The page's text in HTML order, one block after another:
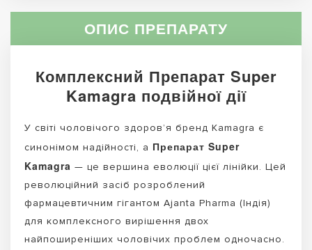
ОПИС ПРЕПАРАТУ
Комплексний Препарат Super
Kamagra подвійної дії
У світі чоловічого здоров’я бренд Kamagra є
синонімом надійності, а Препарат Super
Kamagra — це вершина еволюції цієї лінійки. Цей
революційний засіб розроблений
фармацевтичним гігантом Ajanta Pharma (Індія)
для комплексного вирішення двох
найпоширеніших чоловічих проблем одночасно.